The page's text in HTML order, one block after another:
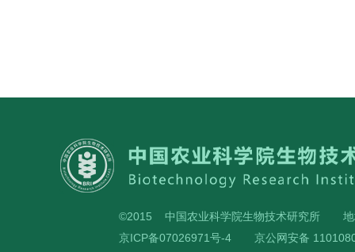
©2015 中国农业科学院生物技术研究所
京ICP备07026971号-4
京公网安备